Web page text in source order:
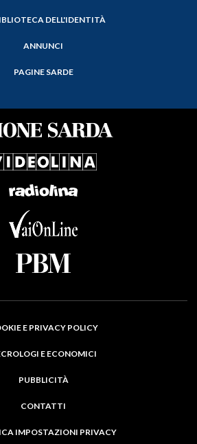
DELL'IDENTITÀ
ANNUNCI
PAGINE SARDE
E PRIVACY POLICY
E ECONOMICI
PUBBLICITÀ
CONTATTI
IMPOSTAZIONI PRIVACY